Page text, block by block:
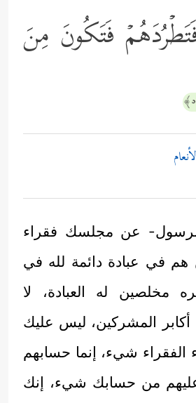
فَتَكُونَ مِنَ
الرسول- عن مجلسك فقراء
هم في عبادة دائمة لله في
مخلصين له العبادة، لا
أكابر المشركين، ليس عليك
شيء، إنما حسابهم
عليهم من حسابك شيء، إنك